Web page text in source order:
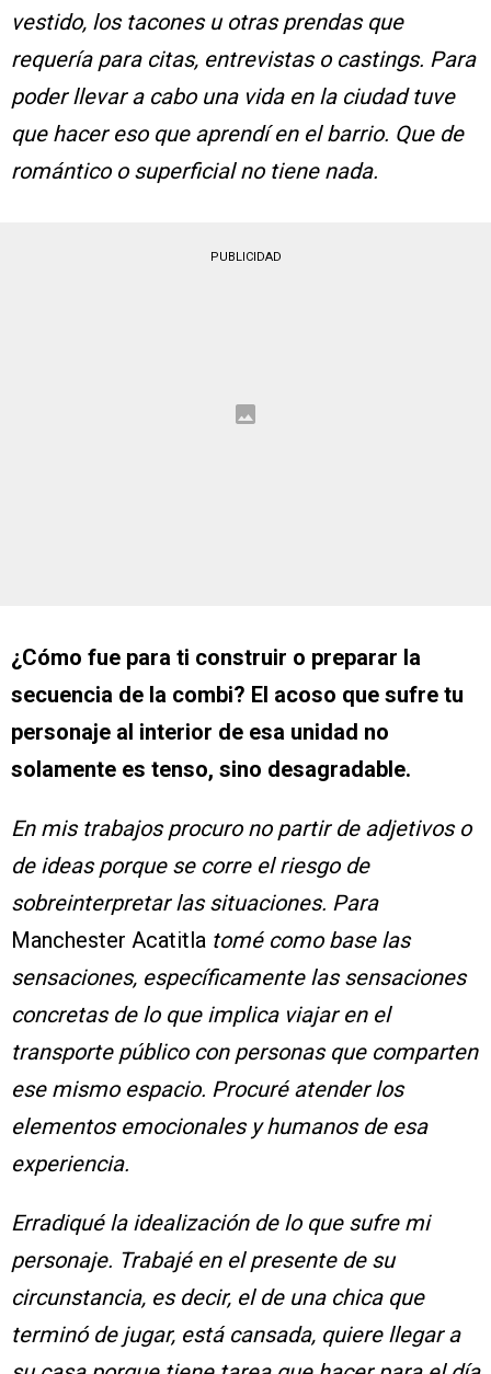
vestido, los tacones u otras prendas que
requería para citas, entrevistas o castings. Para
poder llevar a cabo una vida en la ciudad tuve
que hacer eso que aprendí en el barrio. Que de
romántico o superficial no tiene nada.
PUBLICIDAD
¿Cómo fue para ti construir o preparar la
secuencia de la combi? El acoso que sufre tu
personaje al interior de esa unidad no
solamente es tenso, sino desagradable.
En mis trabajos procuro no partir de adjetivos o
de ideas porque se corre el riesgo de
sobreinterpretar las situaciones. Para
Manchester Acatitla tomé como base las
sensaciones, específicamente las sensaciones
concretas de lo que implica viajar en el
transporte público con personas que comparten
ese mismo espacio. Procuré atender los
elementos emocionales y humanos de esa
experiencia.
Erradiqué la idealización de lo que sufre mi
personaje. Trabajé en el presente de su
circunstancia, es decir, el de una chica que
terminó de jugar, está cansada, quiere llegar a